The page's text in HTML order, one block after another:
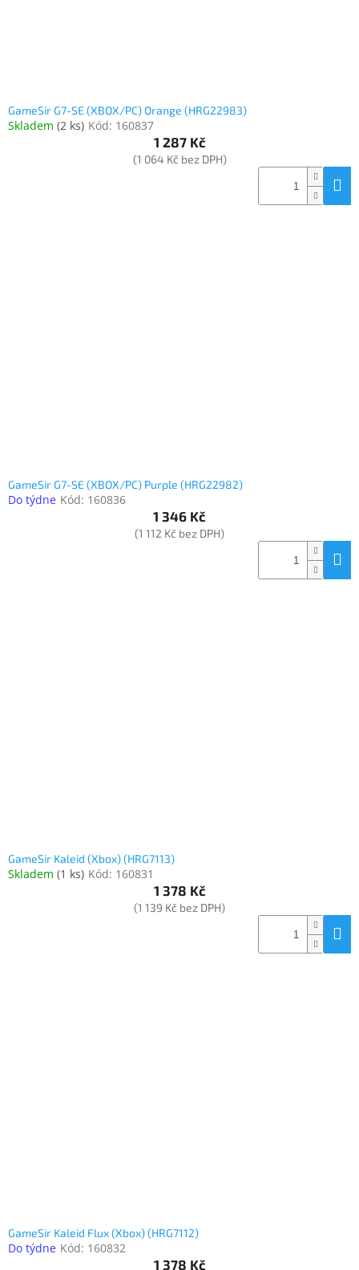
GameSir G7-SE (XBOX/PC) Orange (HRG22983)
Skladem (2 ks) Kód: 160837
1 287 Kč
(1 064 Kč bez DPH)
GameSir G7-SE (XBOX/PC) Purple (HRG22982)
Do týdne Kód: 160836
1 346 Kč
(1 112 Kč bez DPH)
GameSir Kaleid (Xbox) (HRG7113)
Skladem (1 ks) Kód: 160831
1 378 Kč
(1 139 Kč bez DPH)
GameSir Kaleid Flux (Xbox) (HRG7112)
Do týdne Kód: 160832
1 378 Kč